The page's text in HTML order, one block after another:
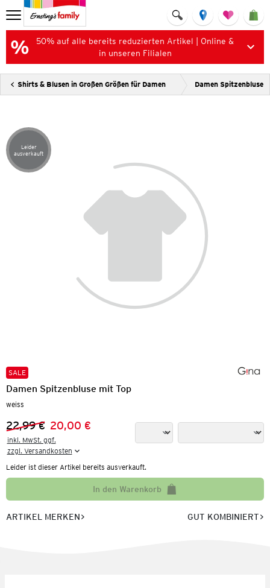
50% auf alle bereits reduzierten Artikel | Online &
in unseren Filialen
Shirts & Blusen in Großen Größen für Damen Damen Spitzenbluse
Artikel leider ausverkauft
Leider
ausverkauft
SALE
Damen Spitzenbluse mit Top
weiss
Vorheriger Preis:
22,99 €
Neuer Preis:20,00 €
inkl. MwSt. ggf.
zzgl. Versandkosten
Leider ist dieser Artikel bereits ausverkauft.
In den Warenkorb
ARTIKEL MERKEN GUT KOMBINIERT